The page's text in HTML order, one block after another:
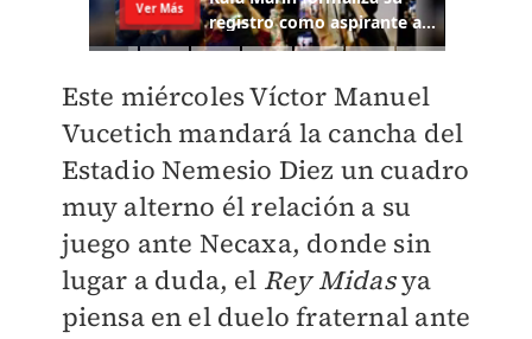
Este miércoles Víctor Manuel
Vucetich mandará la cancha del
Estadio Nemesio Diez un cuadro
muy alterno él relación a su
juego ante Necaxa, donde sin
lugar a duda, el Rey Midasya
piensa en el duelo fraternal ante